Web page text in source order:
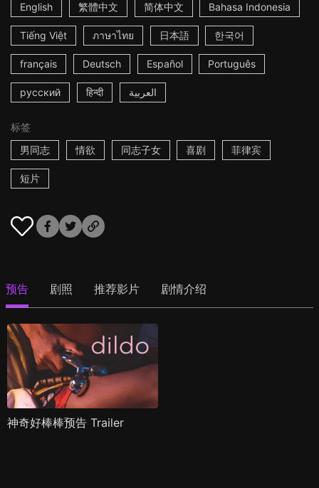
English
繁體中文 简体中文 Bahasa Indonesia
Tiếng Việt ภาษาไทย 日本語 한국어
français Deutsch Español Português
русский हिन्दी العربية
标签
男同志
情欲 同志子女 喜剧 菲律宾
短片
预告 剧照 推荐影片 剧情介绍
神奇好棒棒预告 Trailer